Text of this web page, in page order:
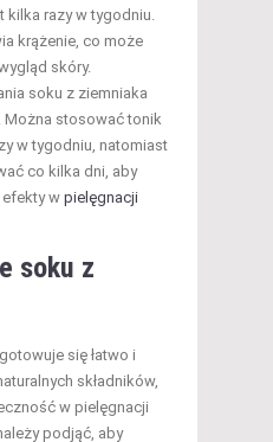
kilka razy w tygodniu.
krążenie, co może
skóry.
soku z ziemniaka
Można stosować tonik
w tygodniu, natomiast
co kilka dni, aby
w pielęgnacji
soku z
się łatwo i
składników,
w pielęgnacji
podjąć, aby